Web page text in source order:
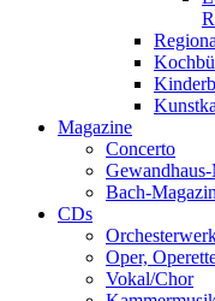
Magazine
Concerto
Bach-Magazin
CDs
Oper,
Vokal/Chor